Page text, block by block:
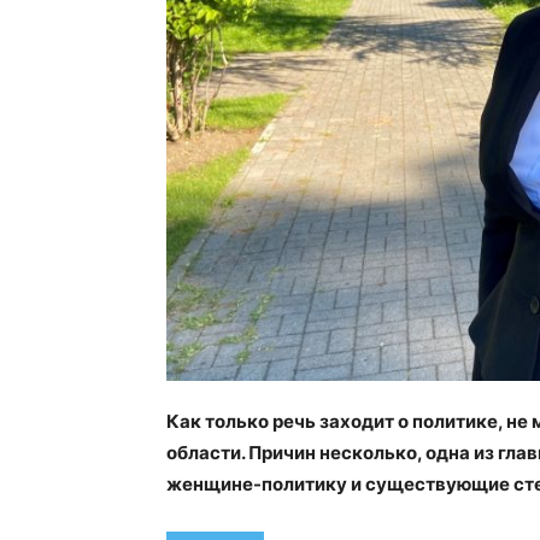
Как только речь заходит о политике,
области. Причин несколько, одна из
женщине-политику и существующие